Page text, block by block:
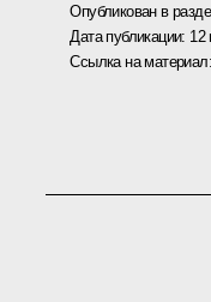
Опубликован в
Дата публикации: 12
Ссылка на материал: